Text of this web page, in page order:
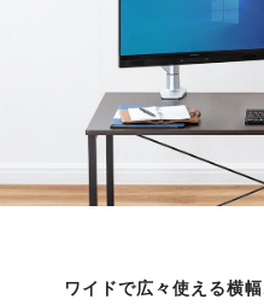
ワイドで広々使える横